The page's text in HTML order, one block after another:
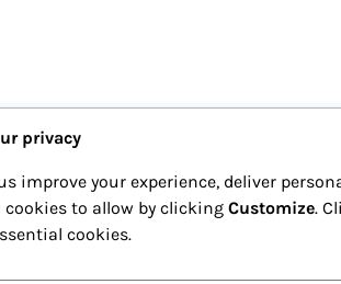
privacy
improve your experience, deliver
to allow by clicking Customize.
cookies.